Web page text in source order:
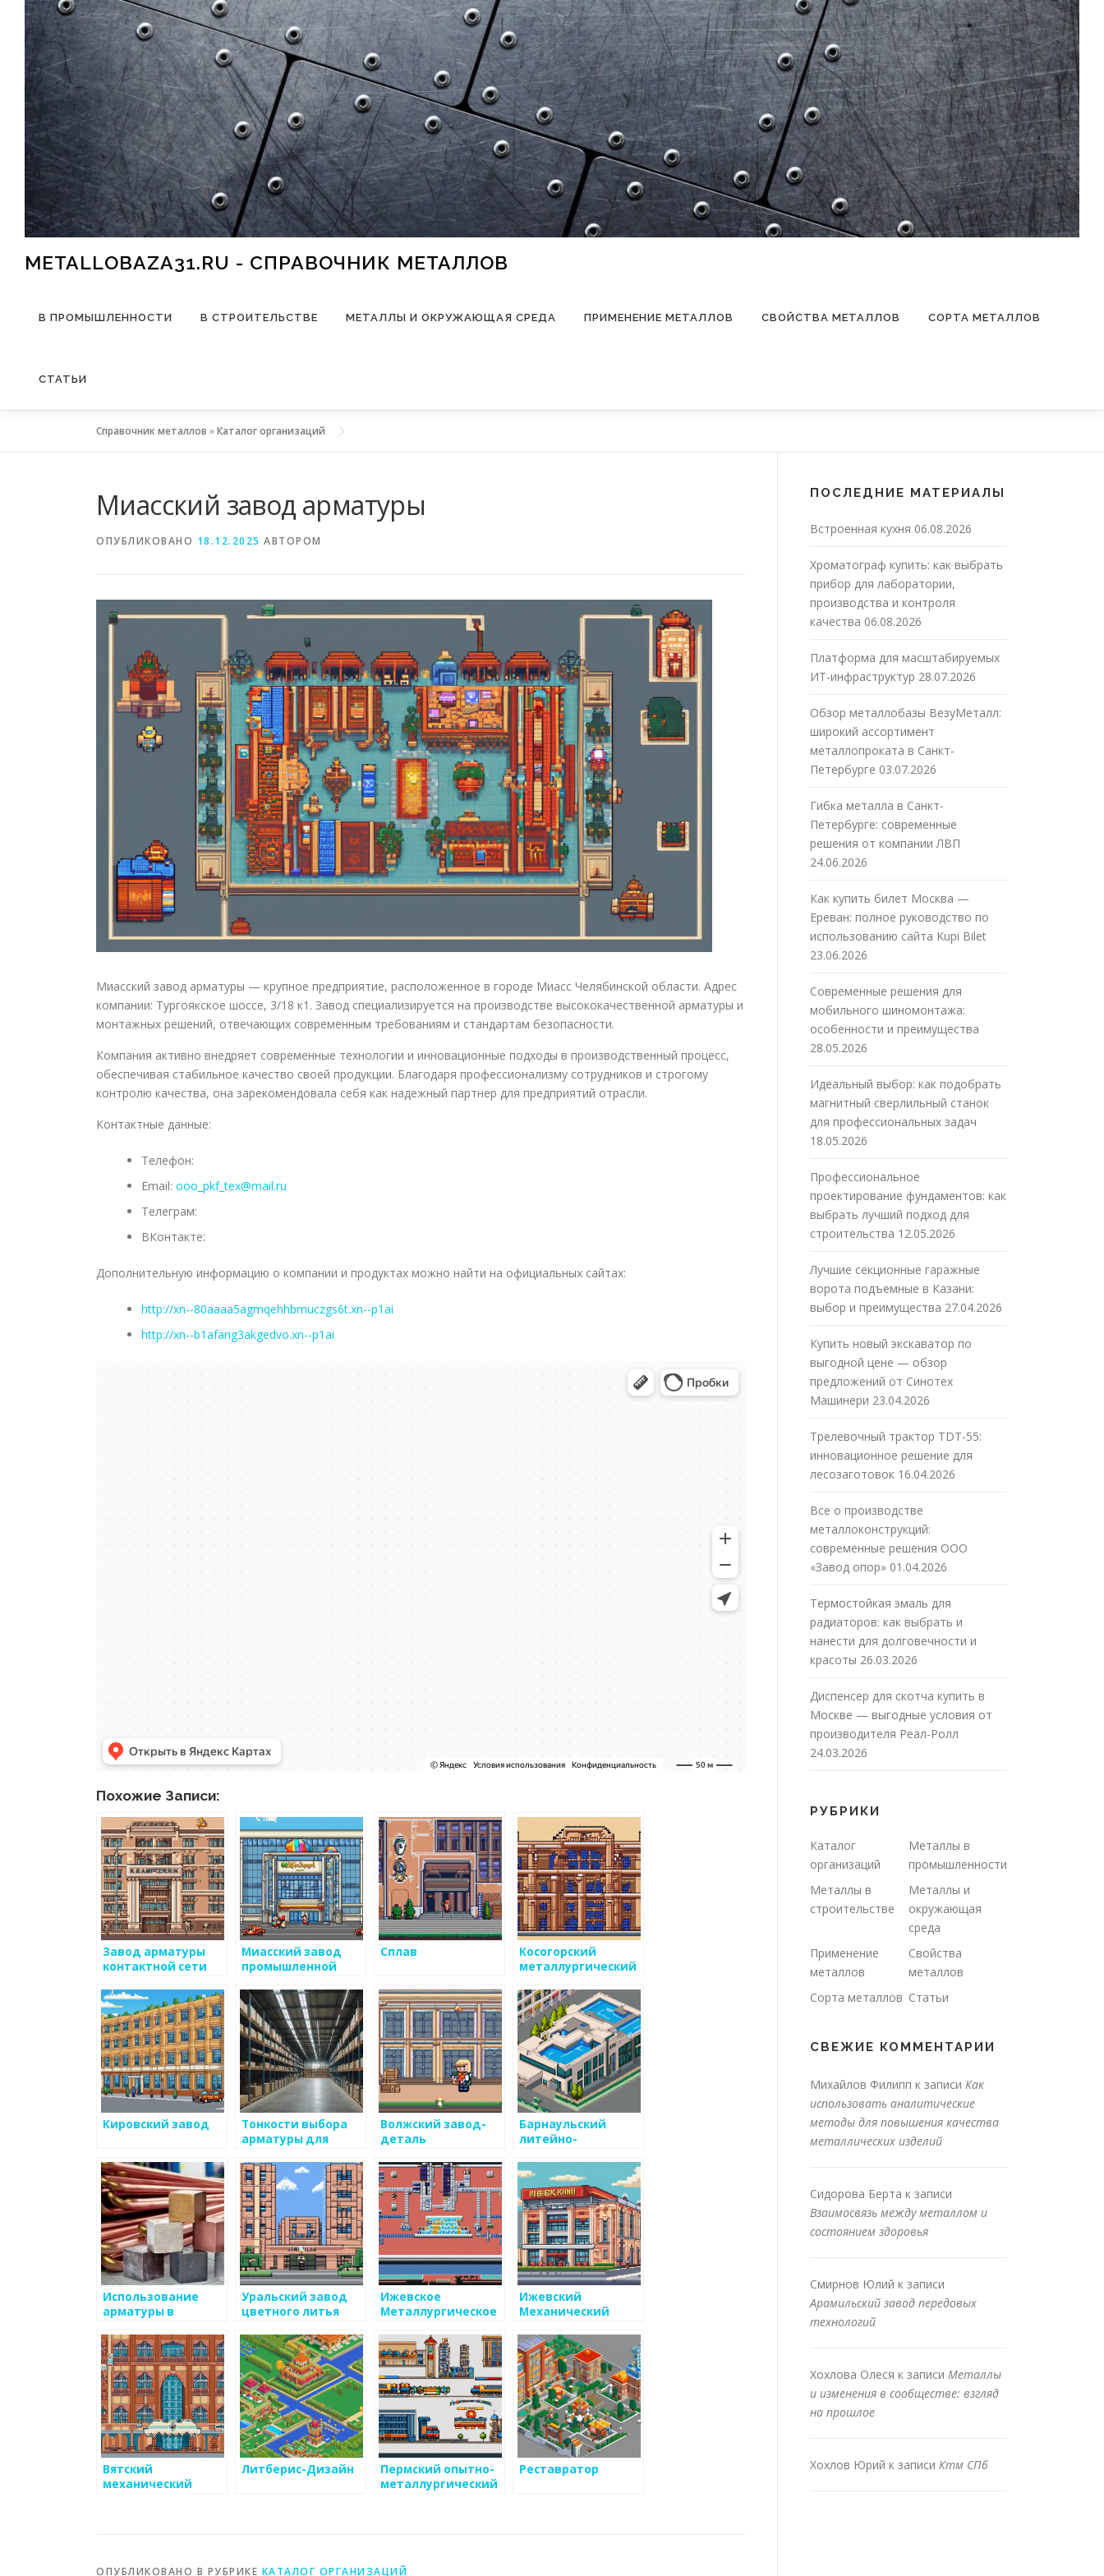
Перейти к содержимому
METALLOBAZA31.RU - СПРАВОЧНИК МЕТАЛЛОВ
В ПРОМЫШЛЕННОСТИ В СТРОИТЕЛЬСТВЕ МЕТАЛЛЫ И ОКРУЖАЮЩАЯ СРЕДА ПРИМЕНЕНИЕ МЕТАЛЛОВ СВОЙСТВА МЕТАЛЛОВ СОРТА МЕТАЛЛОВ
СТАТЬИ
Справочник металлов »Каталог организаций
Миасский завод арматуры
ОПУБЛИКОВАНО 18.12.2025 АВТОРОМ
Миасский завод арматуры — крупное предприятие, расположенное в городе Миасс Челябинской области. Адрес
компании: Тургоякское шоссе, 3/18 к1. Завод специализируется на производстве высококачественной арматуры и
монтажных решений, отвечающих современным требованиям и стандартам безопасности.
Компания активно внедряет современные технологии и инновационные подходы в производственный процесс,
обеспечивая стабильное качество своей продукции. Благодаря профессионализму сотрудников и строгому
контролю качества, она зарекомендовала себя как надежный партнер для предприятий отрасли.
Контактные данные:
Телефон:
Email: ooo_pkf_tex@mail.ru
Телеграм:
ВКонтакте:
Дополнительную информацию о компании и продуктах можно найти на официальных сайтах:
http://xn--80aaaa5agmqehhbmuczgs6t.xn--p1ai
http://xn--b1afang3akgedvo.xn--p1ai
Похожие Записи:
Завод арматуры
контактной сети
Миасский завод
промышленной
Сплав
Косогорский
металлургический
Кировский завод
Тонкости выбора
арматуры для
Волжский завод-
деталь
Барнаульский
литейно-
завод
Использование
арматуры в
справочник по
металлам
Уральский завод
цветного литья
Ижевское
Металлургическое
Ижевский
Механический
Вятский
механический
Литберис-Дизайн
Пермский опытно-
металлургический
Реставратор
ОПУБЛИКОВАНО В РУБРИКЕ КАТАЛОГ ОРГАНИЗАЦИЙ
ПОСЛЕДНИЕ МАТЕРИАЛЫ
Встроенная кухня 06.08.2026
Хроматограф купить: как выбрать
прибор для лаборатории,
производства и контроля
качества 06.08.2026
Платформа для масштабируемых
ИТ-инфраструктур 28.07.2026
Обзор металлобазы ВезуМеталл:
широкий ассортимент
металлопроката в Санкт-
Петербурге 03.07.2026
Гибка металла в Санкт-
Петербурге: современные
решения от компании ЛВП
24.06.2026
Как купить билет Москва —
Ереван: полное руководство по
использованию сайта Kupi Bilet
23.06.2026
Современные решения для
мобильного шиномонтажа:
особенности и преимущества
28.05.2026
Идеальный выбор: как подобрать
магнитный сверлильный станок
для профессиональных задач
18.05.2026
Профессиональное
проектирование фундаментов: как
выбрать лучший подход для
строительства 12.05.2026
Лучшие секционные гаражные
ворота подъемные в Казани:
выбор и преимущества 27.04.2026
Купить новый экскаватор по
выгодной цене — обзор
предложений от Синотех
Машинери 23.04.2026
Трелевочный трактор TDT-55:
инновационное решение для
лесозаготовок 16.04.2026
Все о производстве
металлоконструкций:
современные решения ООО
«Завод опор» 01.04.2026
Термостойкая эмаль для
радиаторов: как выбрать и
нанести для долговечности и
красоты 26.03.2026
Диспенсер для скотча купить в
Москве — выгодные условия от
производителя Реал-Ролл
24.03.2026
РУБРИКИ
Каталог
организаций
Металлы в
промышленности
Металлы в
строительстве
Металлы и
окружающая
среда
Применение
металлов
Свойства
металлов
Сорта металлов Статьи
СВЕЖИЕ КОММЕНТАРИИ
Михайлов Филипп к записи Как
использовать аналитические
методы для повышения качества
металлических изделий
Сидорова Берта к записи
Взаимосвязь между металлом и
состоянием здоровья
Смирнов Юлий к записи
Арамильский завод передовых
технологий
Хохлова Олеся к записи Металлы
и изменения в сообществе: взгляд
на прошлое
Хохлов Юрий к записи Ктм СПб